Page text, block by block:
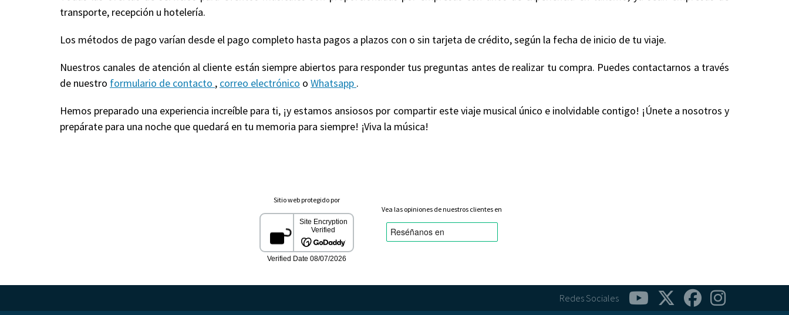
transporte, recepción u hotelería.
Los métodos de pago varían desde el pago completo hasta pagos a plazos con o sin tarjeta de crédito, según la fecha de inicio de tu viaje.
Nuestros canales de atención al cliente están siempre abiertos para responder tus preguntas antes de realizar tu compra. Puedes contactarnos a través
de nuestro formulario de contacto , correo electrónico o Whatsapp .
Hemos preparado una experiencia increíble para ti, ¡y estamos ansiosos por compartir este viaje musical único e inolvidable contigo! ¡Únete a nosotros y
prepárate para una noche que quedará en tu memoria para siempre! ¡Viva la música!
Sitio web protegido por
Vea las opiniones de nuestros clientes en
Redes Sociales